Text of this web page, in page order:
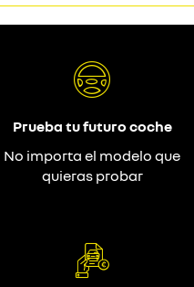
Prueba tu futuro coche
No importa el modelo que
quieras probar